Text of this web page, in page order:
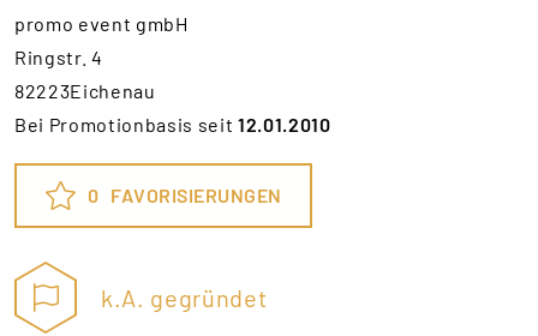
promo event gmbH
Ringstr. 4
82223Eichenau
Bei Promotionbasis seit12.01.2010
0 FAVORISIERUNGEN
k.A. gegründet